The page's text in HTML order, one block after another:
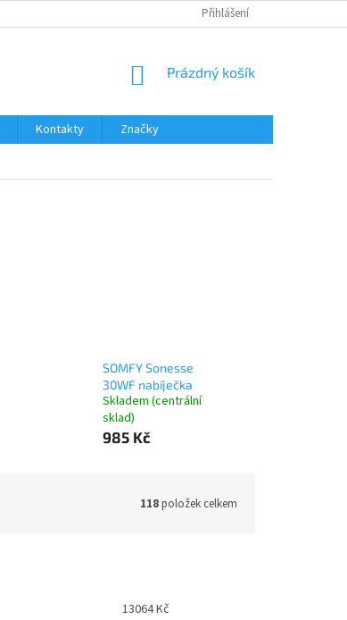
NEJČASTĚJŠÍ OTÁZKY
Přihlášení
NÁKUPNÍ
Prázdný košík
Kontakty
Značky
SOMFY Sonesse
30WF nabíječka
Skladem (centrální
sklad)
985 Kč
118položek celkem
13064Kč